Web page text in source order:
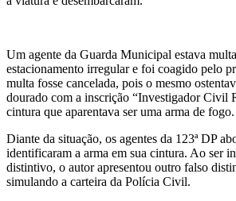
Um agente da Guarda Municipal estava
estacionamento irregular e foi coagido pelo
multa fosse cancelada, pois o mesmo
dourado com a inscrição “Investigador Civil
cintura que aparentava ser uma arma de fogo.
Diante da situação, os agentes da 123ª DP
identificaram a arma em sua cintura. Ao ser
distintivo, o autor apresentou outro falso
simulando a carteira da Polícia Civil.